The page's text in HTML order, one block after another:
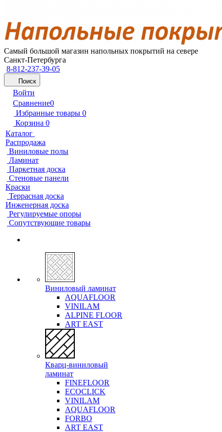
Самый большой магазин напольных покрытий на севере
Санкт-Петербурга
8-812-237-39-05
Поиск
Войти
Сравнение0
Избранные товары 0
Корзина 0
Каталог
Распродажа
Виниловые полы
Ламинат
Паркетная доска
Стеновые панели
Краски
Террасная доска
Инженерная доска
Регулируемые опоры
Сопутствующие товары
Виниловый ламинат
AQUAFLOOR
VINILAM
ALPINE FLOOR
ART EAST
Кварц-виниловый
ламинат
FINEFLOOR
ECOCLICK
VINILAM
AQUAFLOOR
FORBO
ART EAST